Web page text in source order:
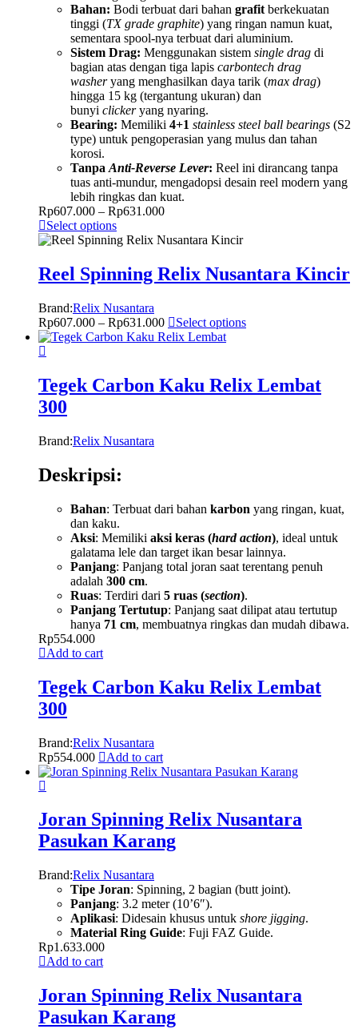
Bahan: Bodi terbuat dari bahan grafit berkekuatan
tinggi (TX grade graphite) yang ringan namun kuat,
sementara spool-nya terbuat dari aluminium.
Sistem Drag: Menggunakan sistem single drag di
bagian atas dengan tiga lapis carbontech drag
washeryang menghasilkan daya tarik (max drag)
hingga 15 kg (tergantung ukuran) dan
bunyi clickeryang nyaring.
Bearing: Memiliki 4+1 stainless steel ball bearings (S2
type) untuk pengoperasian yang mulus dan tahan
korosi.
Tanpa Anti-Reverse Lever: Reel ini dirancang tanpa
tuas anti-mundur, mengadopsi desain reel modern yang
lebih ringkas dan kuat.
Rp607.000 – Rp631.000
Select options
Reel Spinning Relix Nusantara Kincir
Brand:Relix Nusantara
Rp607.000 – Rp631.000 Select options
Tegek Carbon Kaku Relix Lembat
300
Brand:Relix Nusantara
Deskripsi:
Bahan: Terbuat dari bahan karbon yang ringan, kuat,
dan kaku.
Aksi: Memiliki aksi keras (hard action), ideal untuk
galatama lele dan target ikan besar lainnya.
Panjang: Panjang total joran saat terentang penuh
adalah 300 cm.
Ruas: Terdiri dari 5 ruas (section).
Panjang Tertutup: Panjang saat dilipat atau tertutup
hanya 71 cm, membuatnya ringkas dan mudah dibawa.
Rp554.000
Add to cart
Tegek Carbon Kaku Relix Lembat
300
Brand:Relix Nusantara
Rp554.000 Add to cart
Joran Spinning Relix Nusantara
Pasukan Karang
Brand:Relix Nusantara
Tipe Joran: Spinning, 2 bagian (butt joint).
Panjang: 3.2 meter (10’6″).
Aplikasi: Didesain khusus untuk shore jigging.
Material Ring Guide: Fuji FAZ Guide.
Rp1.633.000
Add to cart
Joran Spinning Relix Nusantara
Pasukan Karang